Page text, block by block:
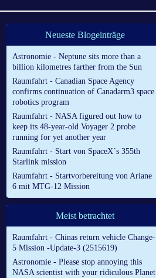
Neueste Blogeinträge
Astronomie - Neptune sits more than a
billion kilometres farther from the Sun
Raumfahrt - Canadian Space Agency
confirms continuation of Canadarm3 space
robotics program
Raumfahrt - NASA figured out how to
keep its 48-year-old Voyager 2 probe
running for yet another year
Raumfahrt - Start von SpaceX´s 355th
Starlink mission
Raumfahrt - Startvorbereitung von Ariane
6 mit MTG-12 Mission
Meist betrachtet
Raumfahrt - Chinas return vehicle Change-
5 Mission -Update-3 (2515619)
Astronomie - Please stop annoying this
NASA scientist with your ridiculous Planet